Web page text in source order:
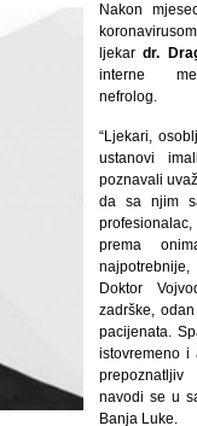
Nakon
ljekar dr.
interne
nefrolog.
“Ljekari,
ustanovi
poznavali
da sa njim
prema
Doktor
zadrške,
pacijenata.
istovremeno i
navodi se u
Banja Luke.